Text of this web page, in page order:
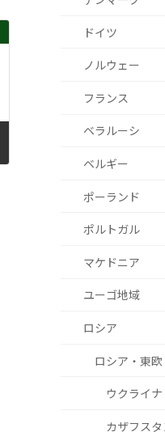
ドイツ
ノルウェー
フランス
ベラルーシ
ベルギー
ポーランド
ポルトガル
マケドニア
ユーゴ地域
ロシア
ロシア・東欧
ウクライナ
カザフスタ